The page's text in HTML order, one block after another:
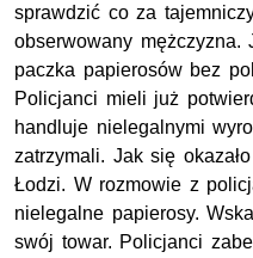
sprawdzić co za
obserwowany mężczyzna.
paczka papierosów bez
Policjanci mieli już
handluje nielegalnymi
zatrzymali. Jak się
Łodzi. W rozmowie z
nielegalne papierosy.
swój towar. Policjanci